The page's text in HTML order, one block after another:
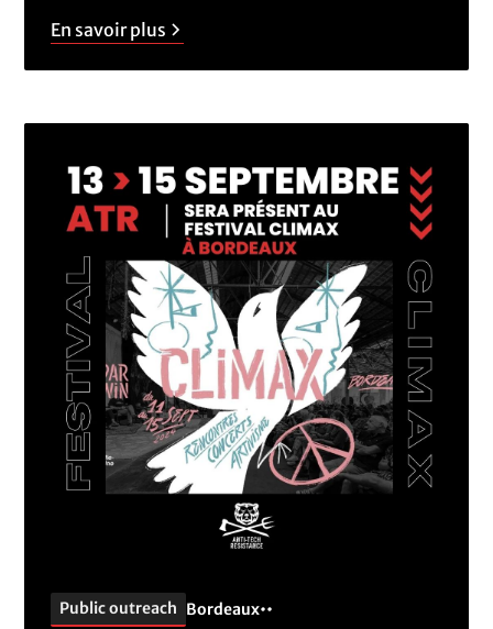
En savoir plus
Public outreach Bordeaux••